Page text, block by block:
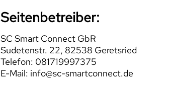
Seitenbetreiber:
SC Smart Connect GbR
Sudetenstr. 22, 82538 Geretsried
Telefon: 081719997375
E-Mail: info@sc-smartconnect.de